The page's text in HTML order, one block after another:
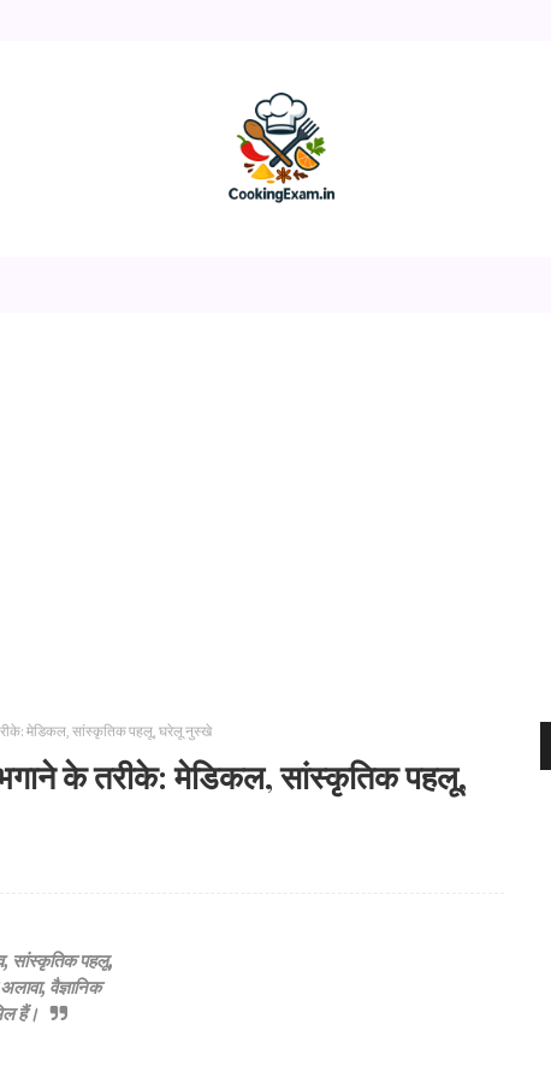
मेडिकल, सांस्कृतिक पहलू, घरेलू नुस्खे
के तरीके: मेडिकल, सांस्कृतिक पहलू,
सांस्कृतिक पहलू,
वैज्ञानिक
हैं।